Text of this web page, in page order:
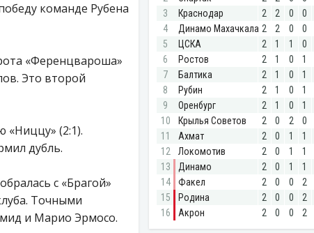
команде Рубена
«Ференцвароша»
Это второй
«Ниццу» (2:1).
дубль.
с «Брагой»
Точными
и Марио Эрмосо.